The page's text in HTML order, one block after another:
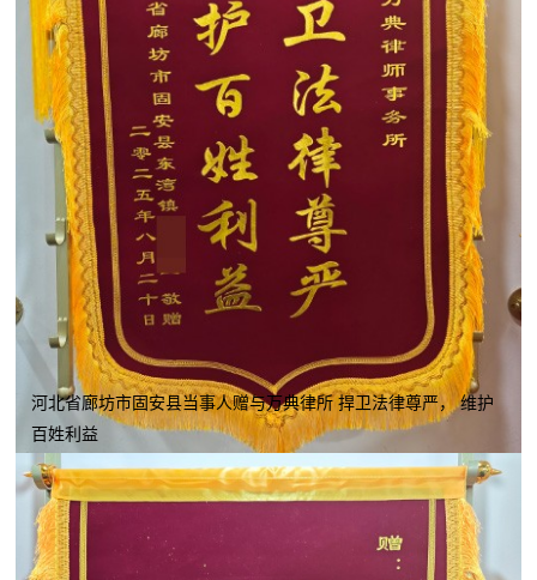
河北省廊坊市固安县当事人赠与万典律所 捍卫法律尊严， 维护
百姓利益